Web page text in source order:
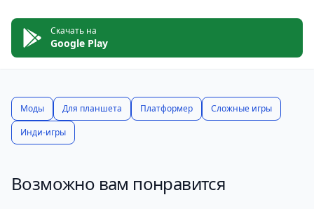
Любителям сложных платформеров, аркад с
таймингом и игр, где отточенный навык важнее
скорости реакции. Если тебе нравятся Celeste,Super
дома — но без прыжков.
Скачать на
Google Play
Моды Для планшета Платформер
Сложные игры
Инди-игры
Возможно вам понравится